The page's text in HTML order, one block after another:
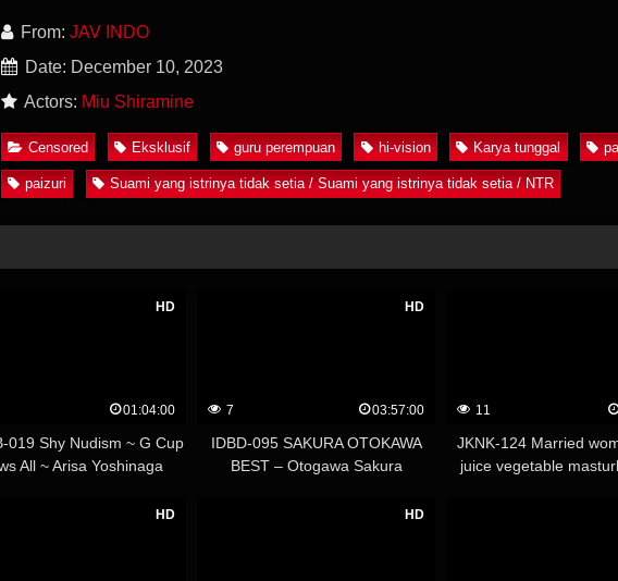
From: JAV INDO
Date: December 10, 2023
Actors: Miu Shiramine
Censored Eksklusif guru perempuan hi-vision Karya tunggal
paizuri Suami yang istrinya tidak setia / Suami yang istrinya tidak setia / NTR
HD
01:04:00
019 Shy Nudism ~ G Cup
All ~ Arisa Yoshinaga
HD
7 03:57:00
IDBD-095 SAKURA OTOKAWA
BEST – Otogawa Sakura
11
JKNK-124 Married
juice vegetable
HD HD